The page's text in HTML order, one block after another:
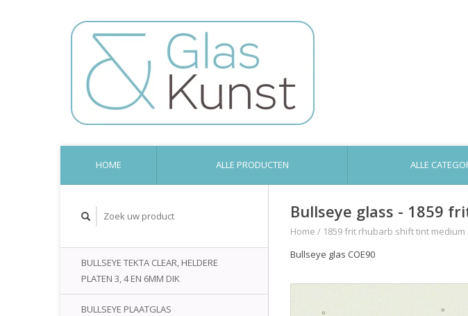
HOME ALLE PRODUCTEN ALLE
BULLSEYE TEKTA CLEAR, HELDERE
PLATEN 3, 4 EN 6MM DIK
BULLSEYE PLAATGLAS
Bullseye glass - 1859
Home / 1859 frit rhubarb shift tint medium
Bullseye glas COE90